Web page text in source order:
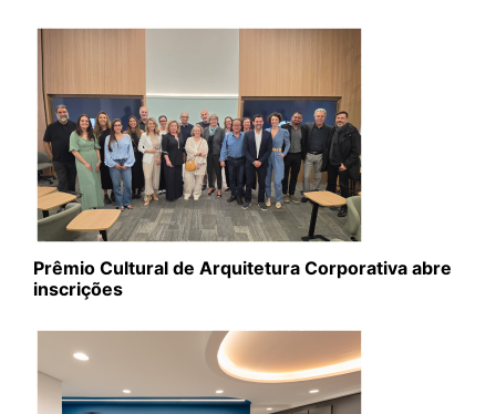
Prêmio Cultural de Arquitetura Corporativa abre
inscrições